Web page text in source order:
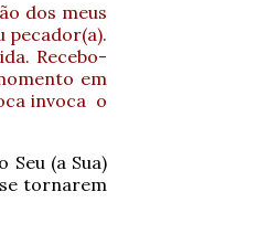
dos meus
pecador(a).
Recebo-
em
invoca o
(a Sua)
tornarem